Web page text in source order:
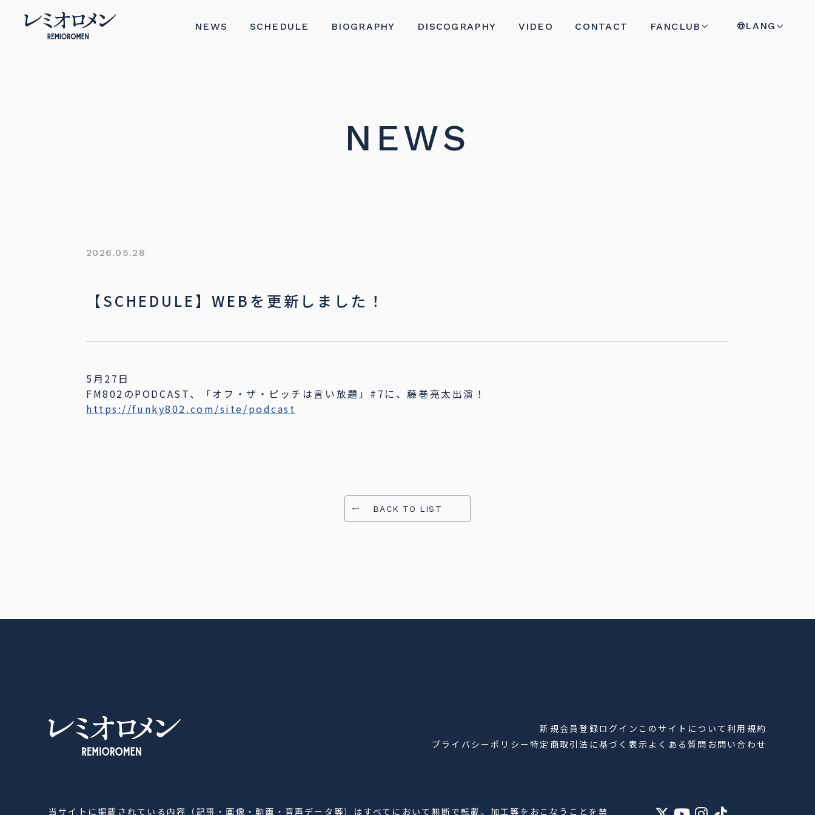
NEWS SCHEDULE BIOGRAPHY DISCOGRAPHY VIDEO CONTACT FANCLUB
NEWS
2026.05.28
【SCHEDULE】WEBを更新しました！
5月27日
FM802のPODCAST、「オフ・ザ・ピッチは言い放題」#7に、藤巻亮太出演！
https://funky802.com/site/podcast
BACK TO LIST
レミオロメン OFFICIAL SITE 新規会員登録ログイン このサイトについて 利用規約
プライバシーポリシー特定商取引法に基づく表示 よくある質問 お問い合わせ
当サイトに掲載されている内容（記事・画像・動画・音声データ等）はすべてにおいて無断で転載、加工等をおこなうことを禁
LANG